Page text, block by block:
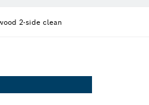
2-side clean